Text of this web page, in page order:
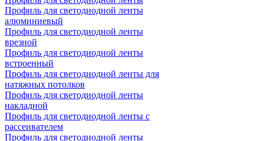
Профиль для светодиодной ленты
алюминиевый
Профиль для светодиодной ленты
врезной
Профиль для светодиодной ленты
встроенный
Профиль для светодиодной ленты для
натяжных потолков
Профиль для светодиодной ленты
накладной
Профиль для светодиодной ленты с
рассеивателем
Профиль для светодиодной ленты